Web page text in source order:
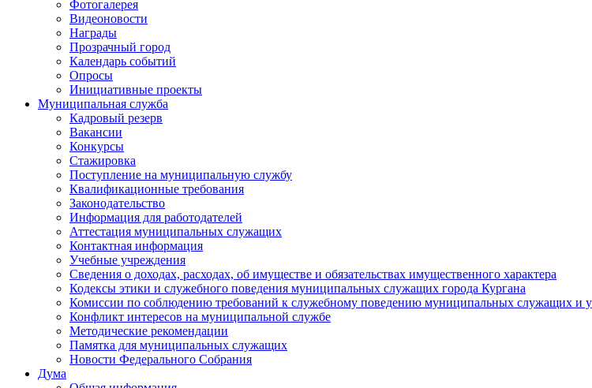
Фотогалерея
Видеоновости
Награды
Прозрачный город
Календарь событий
Опросы
Инициативные проекты
Муниципальная служба
Кадровый резерв
Вакансии
Конкурсы
Стажировка
Поступление на муниципальную службу
Квалификационные требования
Законодательство
Информация для работодателей
Аттестация муниципальных служащих
Контактная информация
Учебные учреждения
Сведения о доходах, расходах, об имуществе и обязательствах имущественного характера
Кодексы этики и служебного поведения муниципальных служащих города Кургана
Комиссии по соблюдению требований к служебному поведению муниципальных служащих и
Конфликт интересов на муниципальной службе
Методические рекомендации
Памятка для муниципальных служащих
Новости Федерального Cобрания
Дума